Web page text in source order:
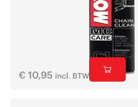
€ 10,95 incl. BTW